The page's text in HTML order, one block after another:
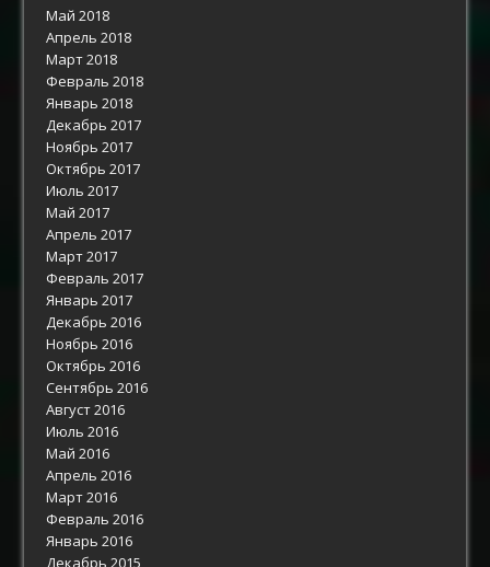
Май 2018
Апрель 2018
Март 2018
Февраль 2018
Январь 2018
Декабрь 2017
Ноябрь 2017
Октябрь 2017
Июль 2017
Май 2017
Апрель 2017
Март 2017
Февраль 2017
Январь 2017
Декабрь 2016
Ноябрь 2016
Октябрь 2016
Сентябрь 2016
Август 2016
Июль 2016
Май 2016
Апрель 2016
Март 2016
Февраль 2016
Январь 2016
Декабрь 2015